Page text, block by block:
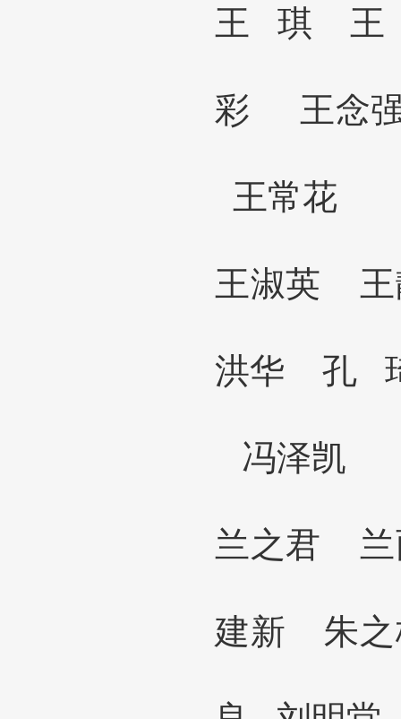
王 琪 王
彩 王念
王常花
王淑英
洪华 孔
冯泽凯
兰之君
建新 朱